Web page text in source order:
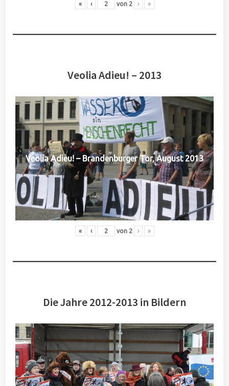
« ‹ von 2 › »
Veolia Adieu! – 2013
Veolia Adieu! – Brandenburger Tor, August 2013
« ‹ von 2 › »
Die Jahre 2012-2013 in Bildern